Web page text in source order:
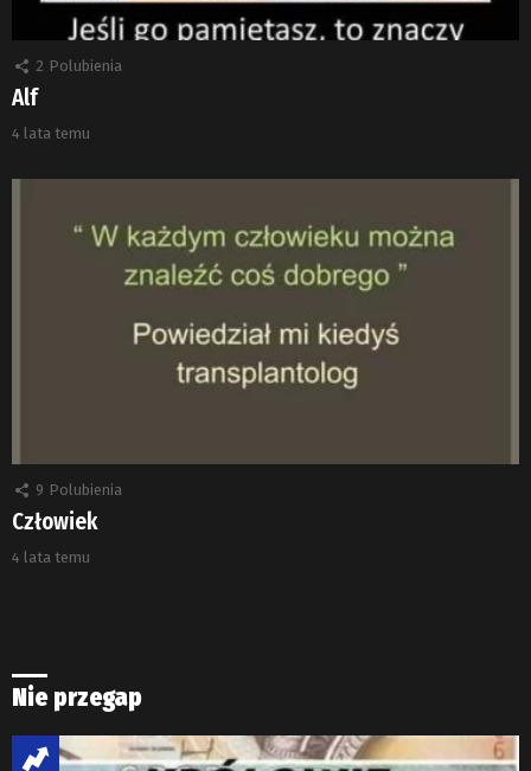
2 Polubienia
Alf
4 lata temu
9 Polubienia
Człowiek
4 lata temu
Nie przegap